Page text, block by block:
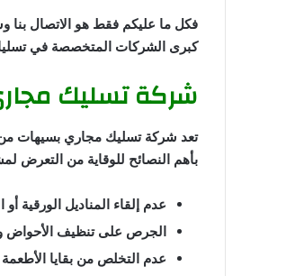
فكل ما عليكم فقط هو الاتصال بنا
كبرى الشركات المتخصصة في
شركة تسليك
تعد شركة تسليك مجاري بسيهات من
بأهم النصائح للوقاية من التعرض
عدم إلقاء المناديل الورقية
الجرص على تنظيف الأحواض
عدم التخلص من بقايا